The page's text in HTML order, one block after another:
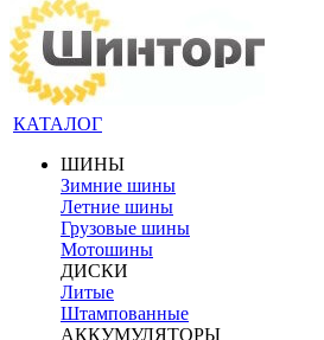
КАТАЛОГ
ШИНЫ
Зимние шины
Летние шины
Грузовые шины
Мотошины
ДИСКИ
Литые
Штампованные
АККУМУЛЯТОРЫ